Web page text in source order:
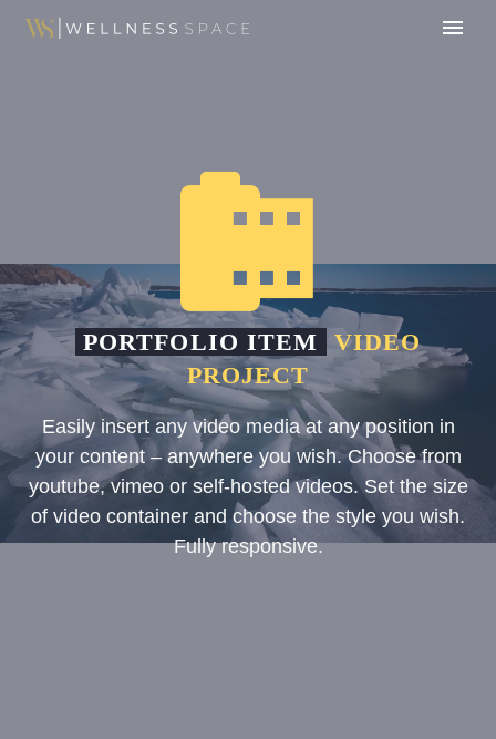


PORTFOLIO ITEM
VIDEO
PROJECT
Easily insert any video media at any position in
your content – anywhere you wish. Choose from
youtube, vimeo or self-hosted videos. Set the size
of video container and choose the style you wish.
Fully responsive.